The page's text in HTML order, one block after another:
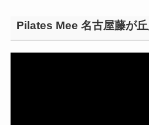
Pilates Mee 名古屋藤が